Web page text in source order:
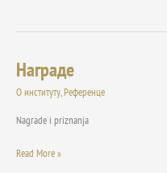
Награде
О институту,Референце
Nagrade i priznanja
Награде
Read More »